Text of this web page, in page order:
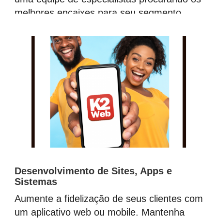
melhores encaixes para seu segmento.
Desenvolvimento de Sites, Apps e
Sistemas
Aumente a fidelização de seus clientes com
um aplicativo web ou mobile. Mantenha